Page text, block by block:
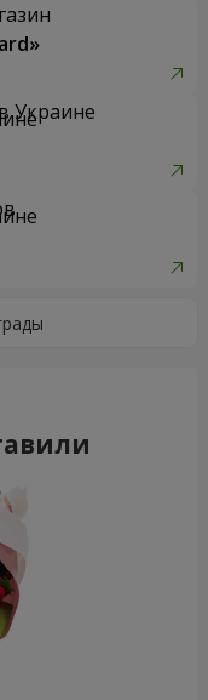
Украине